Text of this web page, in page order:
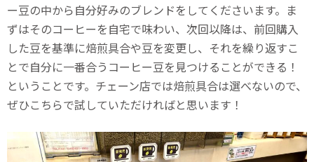
ー豆の中から自分好みのブレンドをしてくださいます。ま
ずはそのコーヒーを自宅で味わい、次回以降は、前回購入
した豆を基準に焙煎具合や豆を変更し、それを繰り返すこ
とで自分に一番合うコーヒー豆を見つけることができる！
ということです。チェーン店では焙煎具合は選べないので、
ぜひこちらで試していただければと思います！